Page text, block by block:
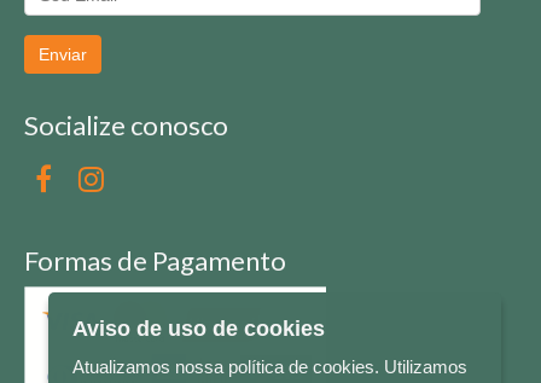
Enviar
Socialize conosco
Formas de Pagamento
Aviso de uso de cookies
Atualizamos nossa política de cookies. Utilizamos